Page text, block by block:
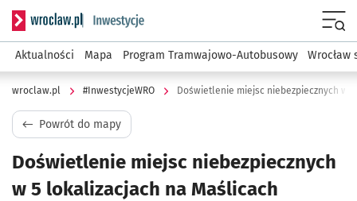
Serwis informacyjny wroclaw.pl podserwis:
Aktualności Mapa Program Tramwajowo-Autobusowy Wrocław
wroclaw.pl #InwestycjeWRO Doświetlenie miejsc niebezpiecznych w
Powrót do mapy
Doświetlenie miejsc niebezpiecznych
w 5 lokalizacjach na Maślicach